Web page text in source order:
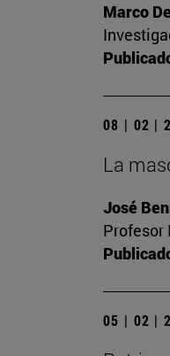
Marco
08 | 02 |
La
José
Profesor
05 | 02 |